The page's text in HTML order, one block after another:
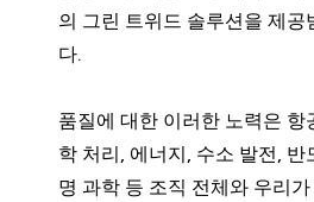
의 그린 트위드 솔루션을 제공
다.
품질에 대한 이러한 노력은 항
학 처리, 에너지, 수소 발전, 반
명 과학 등 조직 전체와 우리